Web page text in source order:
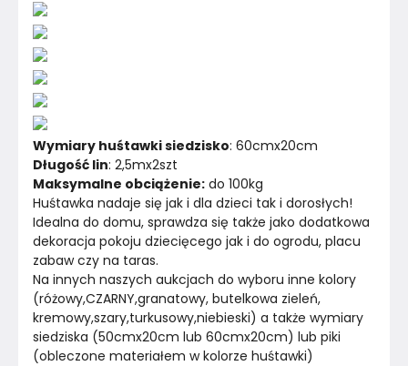
Wymiary huśtawki siedzisko: 60cmx20cm
Długość lin: 2,5mx2szt
Maksymalne obciążenie: do 100kg
Huśtawka nadaje się jak i dla dzieci tak i dorosłych!
Idealna do domu, sprawdza się także jako dodatkowa
dekoracja pokoju dziecięcego jak i do ogrodu, placu
zabaw czy na taras.
Na innych naszych aukcjach do wyboru inne kolory
(różowy,CZARNY,granatowy, butelkowa zieleń,
kremowy,szary,turkusowy,niebieski) a także wymiary
siedziska (50cmx20cm lub 60cmx20cm) lub piki
(obleczone materiałem w kolorze huśtawki)